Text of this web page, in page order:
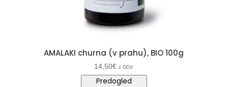
AMALAKI churna (v prahu), BIO 100g
14,50€ z DDV
Predogled